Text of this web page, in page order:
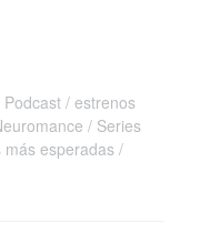
estrenos
Series
más esperadas